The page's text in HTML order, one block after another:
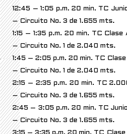
12:45 – 1:05 p.m. 20 min. TC
– Circuito No. 3 de 1.655 mts.
1:15 – 1:35 p.m. 20 min. TC
– Circuito No. 1 de 2.040 mts.
1:45 – 2:05 p.m. 20 min. TC
– Circuito No. 1 de 2.040 mts.
2:15 – 2:35 p.m. 20 min. TC
– Circuito No. 3 de 1.655 mts.
2:45 – 3:05 p.m. 20 min. TC
– Circuito No. 3 de 1.655 mts.